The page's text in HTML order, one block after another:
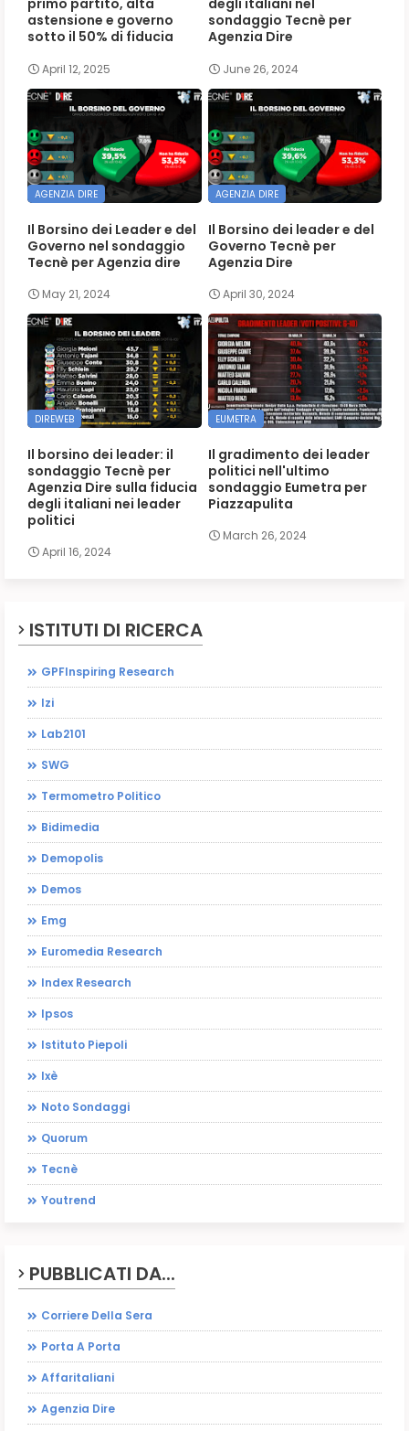
primo partito, alta
astensione e governo
sotto il 50% di fiducia
April 12, 2025
degli italiani nel
sondaggio Tecnè per
Agenzia Dire
June 26, 2024
AGENZIA DIRE
Il Borsino dei Leader e del
Governo nel sondaggio
Tecnè per Agenzia dire
May 21, 2024
AGENZIA DIRE
Il Borsino dei leader e del
Governo Tecnè per
Agenzia Dire
April 30, 2024
DIREWEB
Il borsino dei leader: il
sondaggio Tecnè per
Agenzia Dire sulla fiducia
degli italiani nei leader
politici
April 16, 2024
EUMETRA
Il gradimento dei leader
politici nell'ultimo
sondaggio Eumetra per
Piazzapulita
March 26, 2024
ISTITUTI DI RICERCA
GPFInspiring Research
Izi
Lab2101
SWG
Termometro Politico
Bidimedia
Demopolis
Demos
Emg
Euromedia Research
Index Research
Ipsos
Istituto Piepoli
Ixè
Noto Sondaggi
Quorum
Tecnè
Youtrend
PUBBLICATI DA...
Corriere Della Sera
Porta A Porta
Affaritaliani
Agenzia Dire